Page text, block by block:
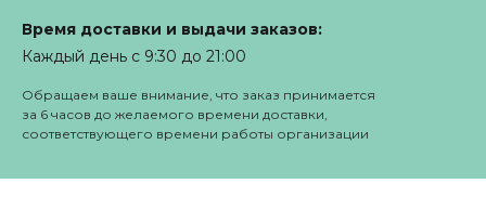
Время доставки и выдачи заказов:
Каждый день с 9:30 до 21:00
Обращаем ваше внимание, что заказ принимается
за 6 часов до желаемого времени доставки,
соответствующего времени работы организации